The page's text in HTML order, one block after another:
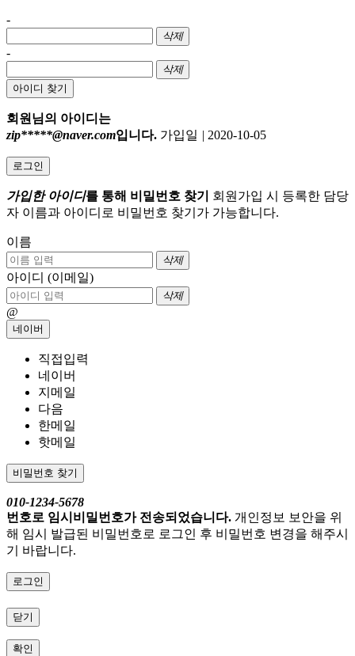
-
삭제
-
삭제
아이디 찾기
회원님의 아이디는
zip*****@naver.com입니다. 가입일 | 2020-10-05
로그인
가입한 아이디를 통해 비밀번호 찾기
회원가입 시 등록한 담당
자 이름과 아이디로 비밀번호 찾기가 가능합니다.
이름
삭제
아이디 (이메일)
삭제
@
네이버
직접입력
네이버
지메일
다음
한메일
핫메일
비밀번호 찾기
010-1234-5678
번호로 임시비밀번호가 전송되었습니다. 개인정보 보안을 위
해 임시 발급된 비밀번호로 로그인 후 비밀번호 변경을 해주시
기 바랍니다.
로그인
닫기
확인